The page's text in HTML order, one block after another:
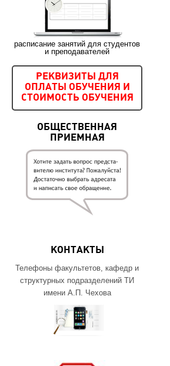
расписание занятий для студентов
и преподавателей
РЕКВИЗИТЫ ДЛЯ
ОПЛАТЫ ОБУЧЕНИЯ И
СТОИМОСТЬ ОБУЧЕНИЯ
ОБЩЕСТВЕННАЯ
ПРИЕМНАЯ
КОНТАКТЫ
Телефоны факультетов, кафедр и
структурных подразделений ТИ
имени А.П. Чехова